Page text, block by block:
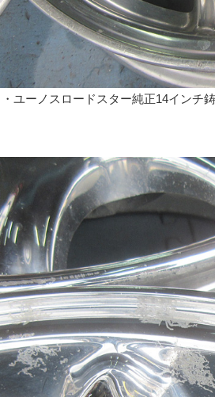
ユーノスロードスター純正14インチ